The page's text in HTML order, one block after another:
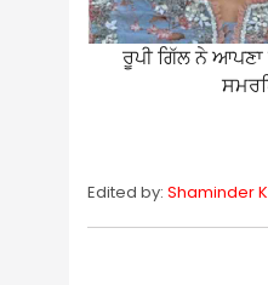
ਰੂਪੀ ਗਿੱਲ ਨੇ
Edited by: Shaminder